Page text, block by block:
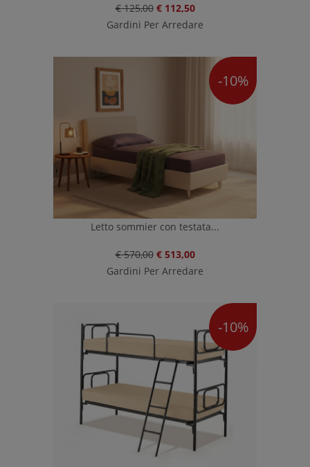
€ 125,00 € 112,50
Gardini Per Arredare
-10%
Letto sommier con testata...
€ 570,00 € 513,00
Gardini Per Arredare
-10%